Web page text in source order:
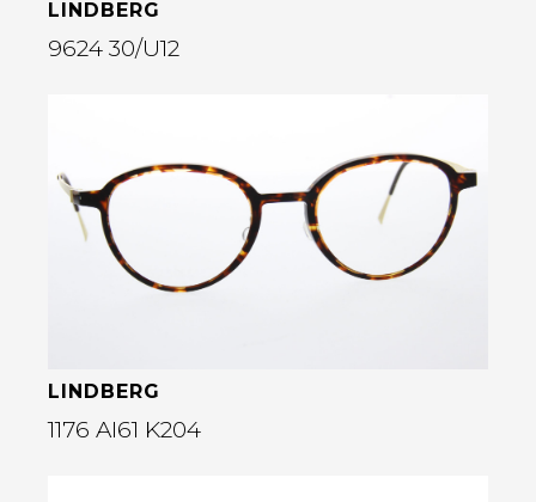
LINDBERG
9624 30/U12
Bekijk deze bril
LINDBERG
1176 AI61 K204